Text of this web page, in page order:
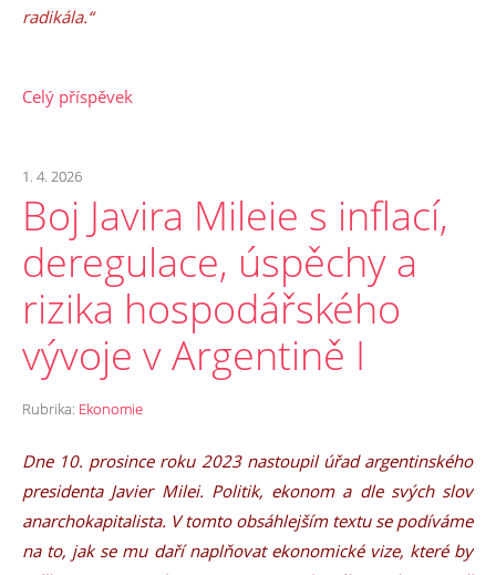
radikála.“
Celý příspěvek
1. 4. 2026
Boj Javira Mileie s inflací,
deregulace, úspěchy a
rizika hospodářského
vývoje v Argentině I
Rubrika: Ekonomie
Dne 10. prosince roku 2023 nastoupil úřad argentinského
presidenta Javier Milei. Politik, ekonom a dle svých slov
anarchokapitalista. V tomto obsáhlejším textu se podíváme
na to, jak se mu daří naplňovat ekonomické vize, které by